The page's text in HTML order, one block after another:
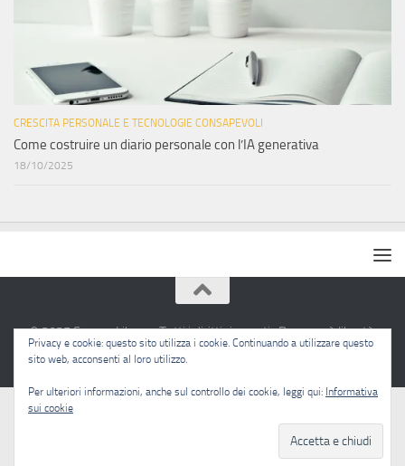
CRESCITA PERSONALE E TECNOLOGIE CONSAPEVOLI
Come costruire un diario personale con l’IA generativa
18/10/2025
© 2025 Sapere Libero · Tutti i diritti riservati · Pensare è libertà.
Privacy e cookie: questo sito utilizza i cookie. Continuando a utilizzare questo
sito web, acconsenti al loro utilizzo.
Per ulteriori informazioni, anche sul controllo dei cookie, leggi qui: Informativa
sui cookie